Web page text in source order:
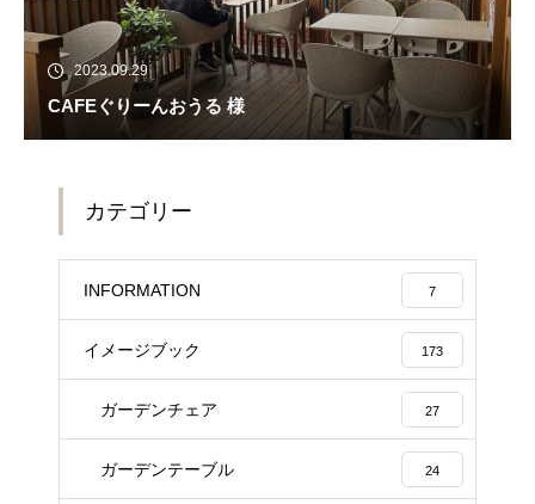
2023.09.29
CAFEぐりーんおうる 様
カテゴリー
INFORMATION 7
イメージブック 173
ガーデンチェア 27
ガーデンテーブル 24